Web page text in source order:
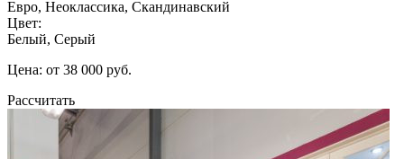
Евро, Неоклассика, Скандинавский
Цвет:
Белый, Серый
Цена: от 38 000 руб.
Рассчитать